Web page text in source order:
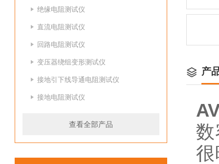
绝缘电阻测试仪
直流电阻测试仪
回路电阻测试仪
变压器绕组变形测试仪
接地引下线导通电阻测试仪
接地电阻测试仪
查看全部产品
产
数
很